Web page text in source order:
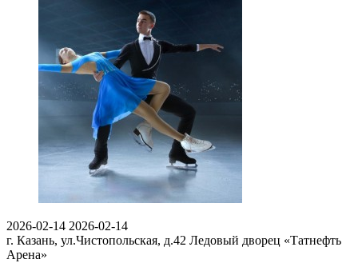
2026-02-14 2026-02-14
г. Казань, ул.Чистопольская, д.42 Ледовый дворец «Татнефть
Арена»